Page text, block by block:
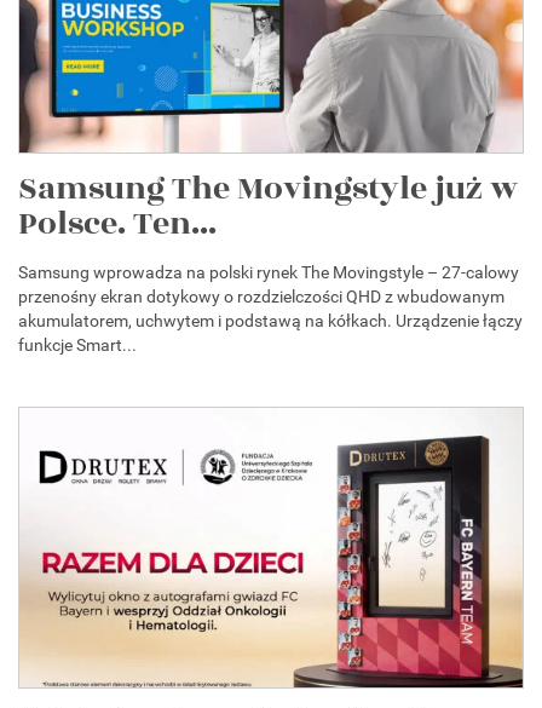
Samsung The Movingstyle już w
Polsce. Ten...
Samsung wprowadza na polski rynek The Movingstyle – 27-calowy
przenośny ekran dotykowy o rozdzielczości QHD z wbudowanym
akumulatorem, uchwytem i podstawą na kółkach. Urządzenie łączy
funkcje Smart...